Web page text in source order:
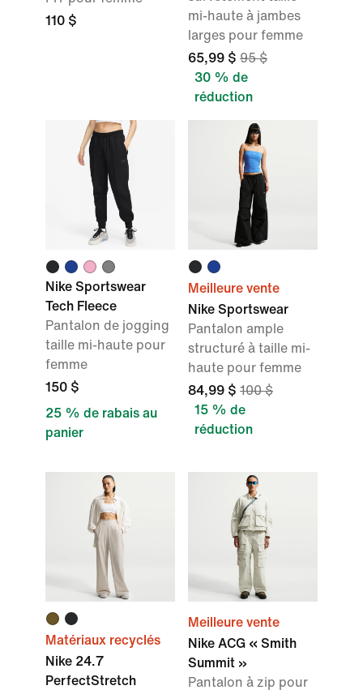
110 $
mi-haute à jambes
larges pour femme
65,99 $ 95 $
30 % de
réduction
Nike Sportswear
Tech Fleece
Pantalon de jogging
taille mi-haute pour
femme
150 $
25 % de rabais au
panier
Meilleure vente
Nike Sportswear
Pantalon ample
structuré à taille mi-
haute pour femme
84,99 $ 100 $
15 % de
réduction
Matériaux recyclés
Nike 24.7
PerfectStretch
Meilleure vente
Nike ACG « Smith
Summit »
Pantalon à zip pour